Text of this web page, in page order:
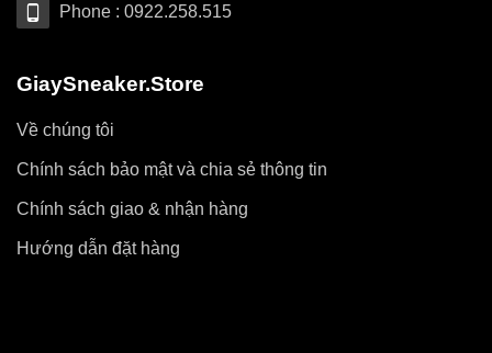
Phone : 0922.258.515
GiaySneaker.Store
Về chúng tôi
Chính sách bảo mật và chia sẻ thông tin
Chính sách giao & nhận hàng
Hướng dẫn đặt hàng